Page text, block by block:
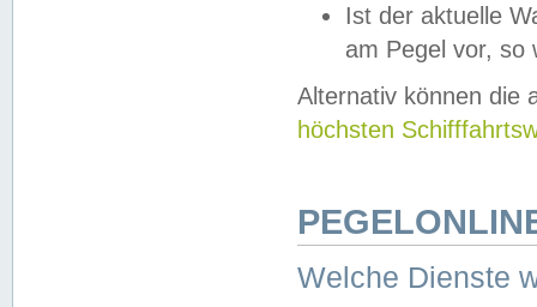
Ist der aktuelle
am Pegel vor,
Alternativ können die
höchsten
Welche Dienste